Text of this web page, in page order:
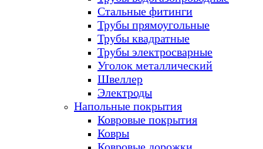
Стальные фитинги
Трубы прямоугольные
Трубы квадратные
Трубы электросварные
Уголок металлический
Швеллер
Электроды
Напольные покрытия
Ковровые покрытия
Ковры